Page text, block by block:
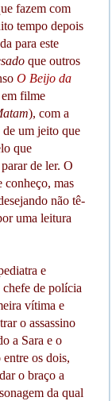
fazem com
tempo depois
para este
que outros
O Beijo da
filme
), com a
um jeito que
que
de ler. O
conheço, mas
não tê-
uma leitura
e
de polícia
vítima e
o assassino
a Sara e o
os dois,
o braço a
da qual